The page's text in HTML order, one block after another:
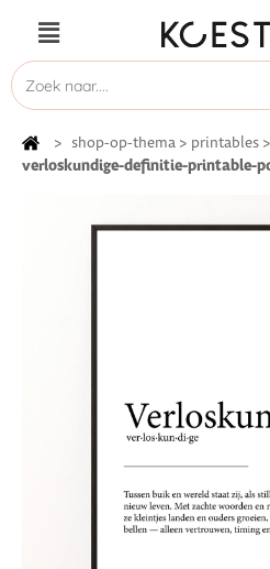
> shop-op-thema > printables >
verloskundige-definitie-printable-